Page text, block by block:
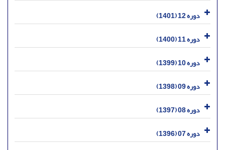
دوره 12 (1401)
دوره 11 (1400)
دوره 10 (1399)
دوره 09 (1398)
دوره 08 (1397)
دوره 07 (1396)